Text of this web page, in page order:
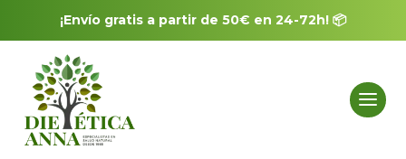
¡Envío gratis a partir de 50€ en 24-72h! 📦